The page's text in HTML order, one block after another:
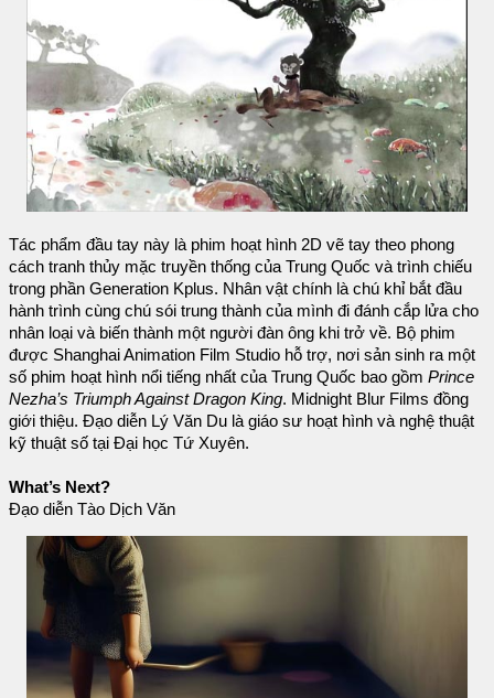
Tác phẩm đầu tay này là phim hoạt hình 2D vẽ tay theo phong
cách tranh thủy mặc truyền thống của Trung Quốc và trình chiếu
trong phần Generation Kplus. Nhân vật chính là chú khỉ bắt đầu
hành trình cùng chú sói trung thành của mình đi đánh cắp lửa cho
nhân loại và biến thành một người đàn ông khi trở về. Bộ phim
được Shanghai Animation Film Studio hỗ trợ, nơi sản sinh ra một
số phim hoạt hình nổi tiếng nhất của Trung Quốc bao gồm Prince
Nezha’s Triumph Against Dragon King. Midnight Blur Films đồng
giới thiệu. Đạo diễn Lý Văn Du là giáo sư hoạt hình và nghệ thuật
kỹ thuật số tại Đại học Tứ Xuyên.
What’s Next?
Đạo diễn Tào Dịch Văn